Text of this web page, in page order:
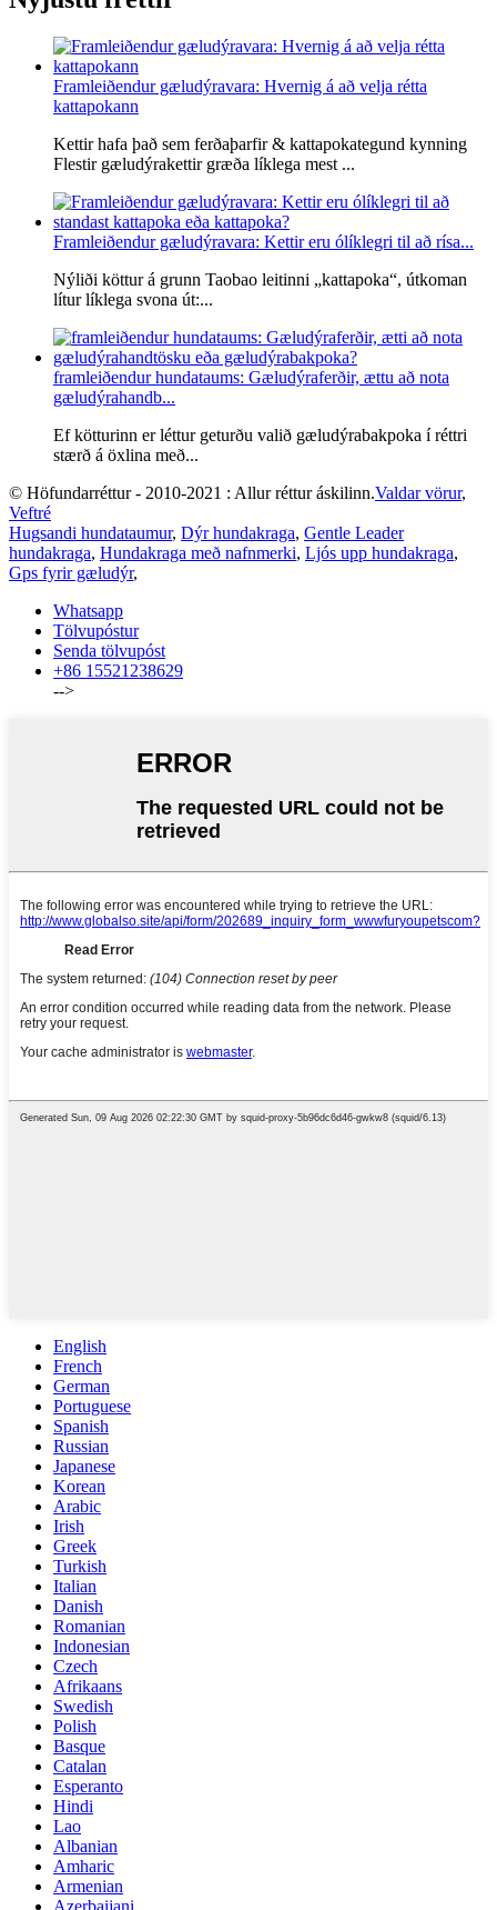
Framleiðendur gæludýravara: Hvernig á að velja rétta
kattapokann
Kettir hafa það sem ferðaþarfir & kattapokategund kynning
Flestir gæludýrakettir græða líklega mest ...
Framleiðendur gæludýravara: Kettir eru ólíklegri til að rísa...
Nýliði köttur á grunn Taobao leitinni „kattapoka“, útkoman
lítur líklega svona út:...
framleiðendur hundataums: Gæludýraferðir, ættu að nota
gæludýrahandb...
Ef kötturinn er léttur geturðu valið gæludýrabakpoka í réttri
stærð á öxlina með...
© Höfundarréttur - 2010-2021 : Allur réttur áskilinn.Valdar vörur,
Veftré
Hugsandi hundataumur, Dýr hundakraga, Gentle Leader
hundakraga, Hundakraga með nafnmerki, Ljós upp hundakraga,
Gps fyrir gæludýr,
Whatsapp
Tölvupóstur
Senda tölvupóst
+86 15521238629
-->
English
French
German
Portuguese
Spanish
Russian
Japanese
Korean
Arabic
Irish
Greek
Turkish
Italian
Danish
Romanian
Indonesian
Czech
Afrikaans
Swedish
Polish
Basque
Catalan
Esperanto
Hindi
Lao
Albanian
Amharic
Armenian